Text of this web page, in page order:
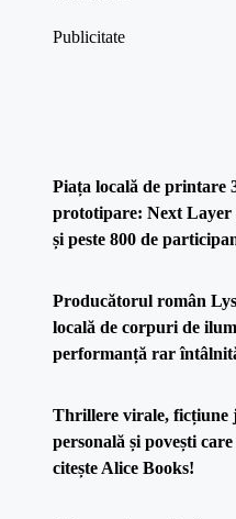
Publicitate
Piața locală de printare
prototipare: Next Layer
și peste 800 de
Producătorul român
locală de corpuri de
performanță rar
Thrillere virale, ficțiune
personală și povești
citește Alice Books!